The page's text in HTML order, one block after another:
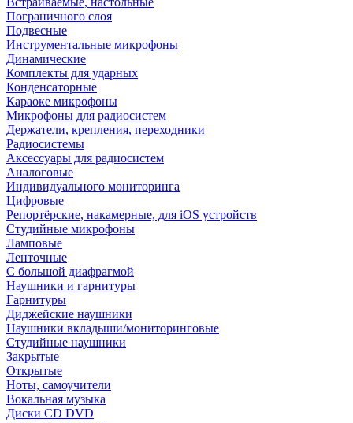
Пограничного слоя
Подвесные
Инструментальные микрофоны
Динамические
Комплекты для ударных
Конденсаторные
Караоке микрофоны
Микрофоны для радиосистем
Держатели, крепления, переходники
Радиосистемы
Аксессуары для радиосистем
Аналоговые
Индивидуального мониторинга
Цифровые
Репортёрские, накамерные, для iOS устройств
Студийные микрофоны
Ламповые
Ленточные
С большой диафрагмой
Наушники и гарнитуры
Гарнитуры
Диджейские наушники
Наушники вкладыши/мониторинговые
Студийные наушники
Закрытые
Открытые
Ноты, самоучители
Вокальная музыка
Диски CD DVD